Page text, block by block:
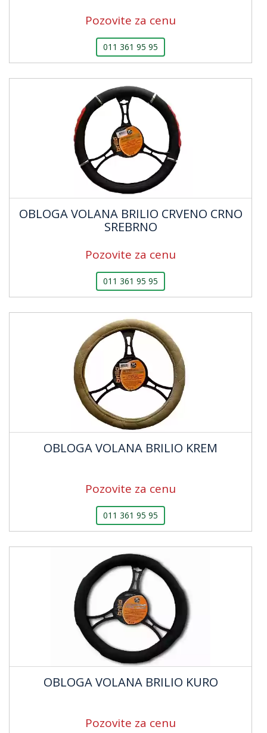
Pozovite za cenu
011 361 95 95
OBLOGA VOLANA BRILIO CRVENO CRNO
SREBRNO
Pozovite za cenu
011 361 95 95
OBLOGA VOLANA BRILIO KREM
Pozovite za cenu
011 361 95 95
OBLOGA VOLANA BRILIO KURO
Pozovite za cenu